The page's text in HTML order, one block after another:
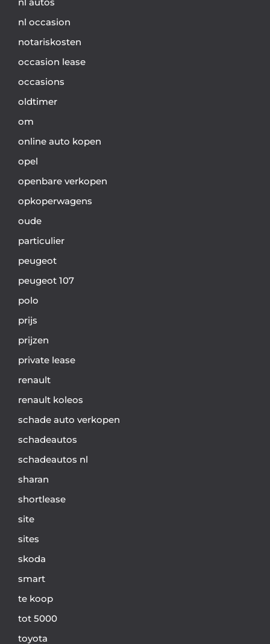
nl occasion
notariskosten
occasion lease
occasions
oldtimer
om
online auto kopen
opel
openbare verkopen
opkoperwagens
oude
particulier
peugeot
peugeot 107
polo
prijs
prijzen
private lease
renault
renault koleos
schade auto verkopen
schadeautos
schadeautos nl
sharan
shortlease
site
sites
skoda
smart
te koop
tot 5000
toyota